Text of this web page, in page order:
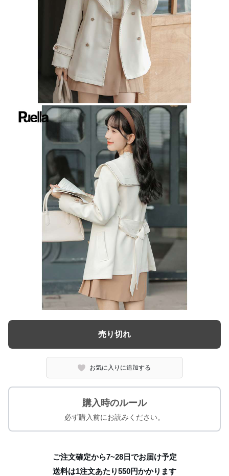
売り切れ
お気に入りに追加する
購入時のルール
必ず購入前にお読みください。
ご注文確定から7~28日でお届け予定
送料は1注文あたり550円かかります